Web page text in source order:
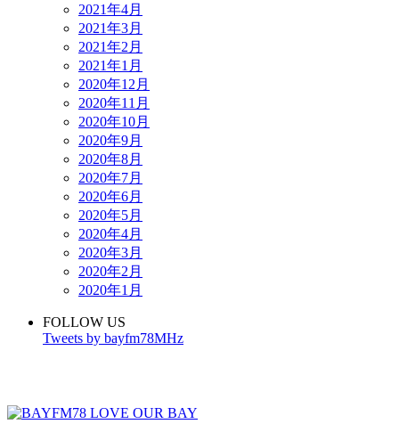
2021年4月
2021年3月
2021年2月
2021年1月
2020年12月
2020年11月
2020年10月
2020年9月
2020年8月
2020年7月
2020年6月
2020年5月
2020年4月
2020年3月
2020年2月
2020年1月
FOLLOW US
Tweets by bayfm78MHz